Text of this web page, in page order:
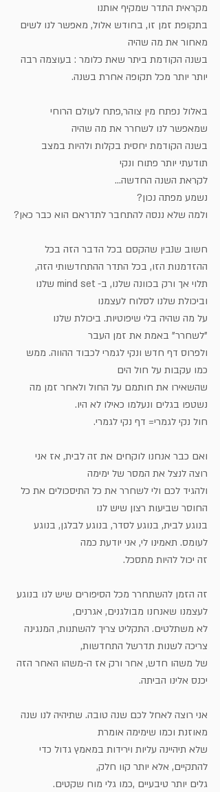
מקראית התדר שמקיף אותנו
בתקופת זמן זו, בחודש אלול, מאפשר לנו לשים
מאחור את מה שהיה
בשנה הקודמת ביתר שאת כלומר : בעוצמה רבה
יותר יותר מכל תקופה אחרת בשנה.
באלול נפתח מין צוהר,פתח לעולם הרוחי
שמאפשר לנו לשחרר את מה שהיה
בשנה הקודמת יחסית בקלות ולהיות במצב
תודעתי יותר פתוח ונקי
לקראת השנה החדשה...
נשמע מפתה נכון?
ולמה שלא ננסה להתחבר לתדראם הוא כבר כאן?
חשוב שנבין שהקסם בכל הדבר הזה בכל
ההזדמנות הזו, בכל התדר ההתחדשותי הזה,
תלוי אך ורק בכוונה שלנו, ב- mind set שלנו
וביכולת שלנו לסלוח לעצמנו
על מה שהיה בלי שיפוטיות. ביכולת שלנו
"לשחרר" באמת את זמן העבר
ולפרוס דף חדש ונקי לגמרי לכבוד ההווה. ממש
כמו עקבות על חול הים
שהשאירו את חותמם על החול ולאחר זמן מה
נשטפו בגלים ונעלמו כאילו לא היו.
חול נקי לגמרי= דף נקי לגמרי.
ואם כבר אנחנו לוקחים את זה לבית, אז אני
רוצה לנצל את המסר של ימימה
ולהגיד לכם ולי לשחרר את כל התיסכולים את כל
החוסר שביעות רצון שיש לנו
בנוגע לבית, בנוגע לסדר, בנוגע לבלגן, בנוגע
לעומס. תאמינו לי, אני יודעת כמה
זה יכול להיות מתסכל.
זה הזמן להשתחרר מכל הסיפורים שיש לנו בנוגע
לעצמנו שאנחנו מבולגנים, אגרנים,
לא משתלטים. התקליט צריך להשתנות, המנגינה
צריכה לשנות תדרשל התחדשות,
של משהו חדש, אחר ורק אז ה-משהו האחר הזה
יכנס אלינו הביתה.
אני רוצה לאחל לכם שנה טובה. שתיהיה לנו שנה
מאוזנת וכמו שימימה אומרת
שלא תיהיינה עליות וירידות במאמץ גדול כדי
להתקיים, אלא יותר קוו חלק,
גלים יותר טיבעיים ,כמו גלי מוח שקטים.